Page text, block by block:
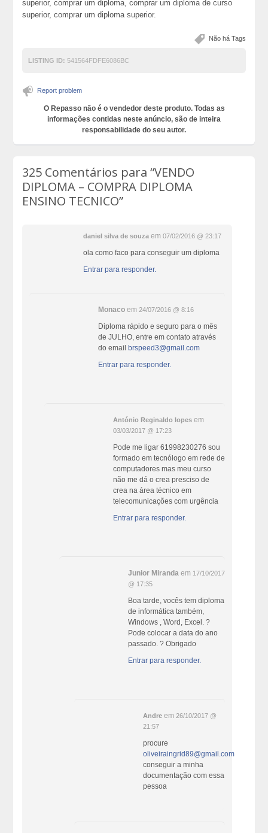
superior, comprar um diploma, comprar um diploma de curso
superior, comprar um diploma superior.
Não há Tags
LISTING ID: 541564FDFE6086BC
Report problem
O Repasso não é o vendedor deste produto. Todas as
informações contidas neste anúncio, são de inteira
responsabilidade do seu autor.
325 Comentários para“VENDO
DIPLOMA – COMPRA DIPLOMA
ENSINO TECNICO”
daniel silva de souza em07/02/2016 @ 23:17
ola como faco para conseguir um diploma
Entrar para responder.
Monaco em 24/07/2016 @ 8:16
Diploma rápido e seguro para o mês
de JULHO, entre em contato através
do emailbrspeed3@gmail.com
Entrar para responder.
António Reginaldo lopes em
03/03/2017 @ 17:23
Pode me ligar 61998230276 sou
formado em tecnólogo em rede de
computadores mas meu curso
não me dá o crea presciso de
crea na área técnico em
telecomunicações com urgência
Entrar para responder.
Junior Miranda em 17/10/2017
@ 17:35
Boa tarde, vocês tem diploma
de informática também,
Windows , Word, Excel. ?
Pode colocar a data do ano
passado. ? Obrigado
Entrar para responder.
Andre em 26/10/2017 @
21:57
procure
oliveiraingrid89@gmail.com
conseguir a minha
documentação com essa
pessoa